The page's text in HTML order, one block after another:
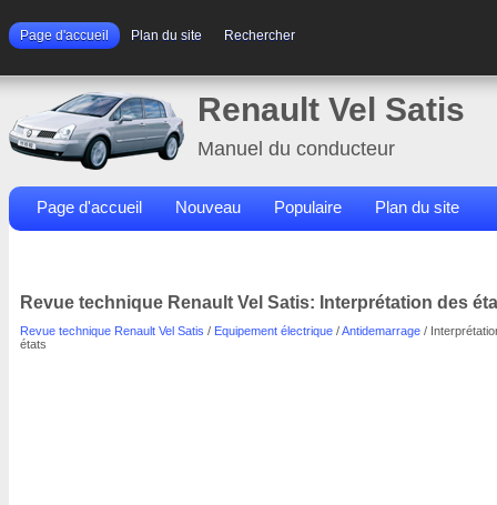
Page d'accueil Plan du site Rechercher
Renault Vel Satis
Manuel du conducteur
Page d'accueil Nouveau Populaire Plan du site
Revue technique Renault Vel Satis: Interprétation des
Revue technique Renault Vel Satis / Equipement électrique /Antidemarrage /
états